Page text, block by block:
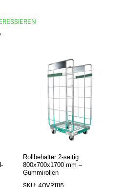
Rollbehälter 2-seitig
800x700x1700 mm –
Gummirollen
SKU: 40VR1115